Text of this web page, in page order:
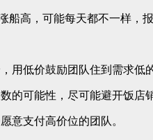
船高，可能每天都不一样，
用低价鼓励团队住到需求低
的可能性，尽可能避开饭店
意支付高价位的团队。